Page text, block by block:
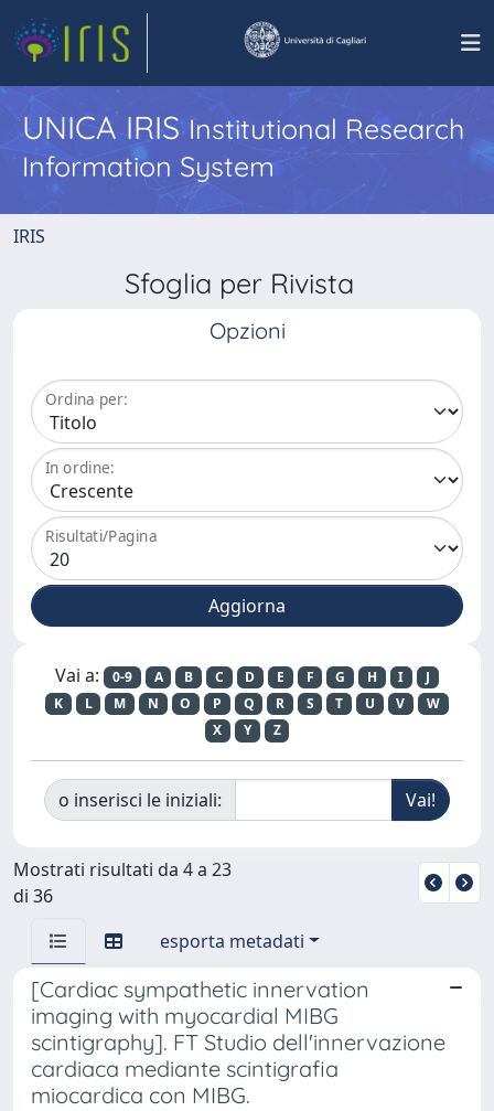
UNICA IRISInstitutional Research
Information System
IRIS
Sfoglia per Rivista
Opzioni
Ordina per:
In ordine:
Risultati/Pagina
Vai a: 0-9 A B C D E F G H I
J
K
L M N O P Q R S T U V
W
X
Y Z
o inserisci le iniziali:
Mostrati risultati da 4 a 23
di 36
esporta metadati
[Cardiac sympathetic innervation
imaging with myocardial MIBG
scintigraphy]. FT Studio dell'innervazione
cardiaca mediante scintigrafia
miocardica con MIBG.